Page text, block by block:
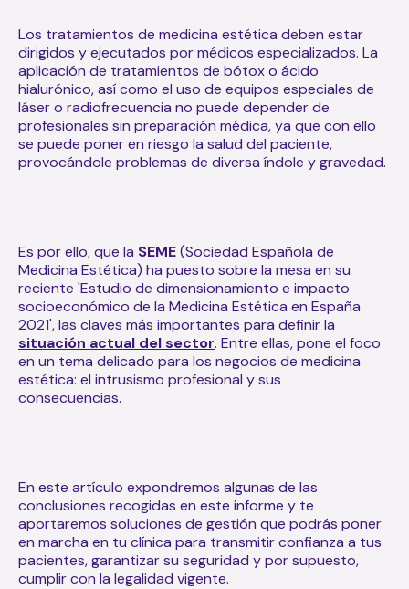
Los tratamientos de medicina estética deben estar
dirigidos y ejecutados por médicos especializados. La
aplicación de tratamientos de bótox o ácido
hialurónico, así como el uso de equipos especiales de
láser o radiofrecuencia no puede depender de
profesionales sin preparación médica, ya que con ello
se puede poner en riesgo la salud del paciente,
provocándole problemas de diversa índole y gravedad.
Es por ello, que la SEME(Sociedad Española de
Medicina Estética) ha puesto sobre la mesa en su
reciente 'Estudio de dimensionamiento e impacto
socioeconómico de la Medicina Estética en España
2021', las claves más importantes para definir la
situación actual del sector. Entre ellas, pone el foco
en un tema delicado para los negocios de medicina
estética: el intrusismo profesional y sus
consecuencias.
En este artículo expondremos algunas de las
conclusiones recogidas en este informe y te
aportaremos soluciones de gestión que podrás poner
en marcha en tu clínica para transmitir confianza a tus
pacientes, garantizar su seguridad y por supuesto,
cumplir con la legalidad vigente.